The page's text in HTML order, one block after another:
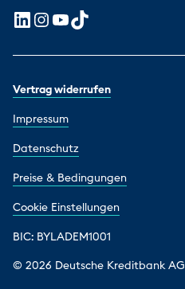
© 2026 Deutsche Kreditbank AG
Vertrag widerrufen
Impressum
Datenschutz
Preise & Bedingungen
Cookie Einstellungen
BIC: BYLADEM1001